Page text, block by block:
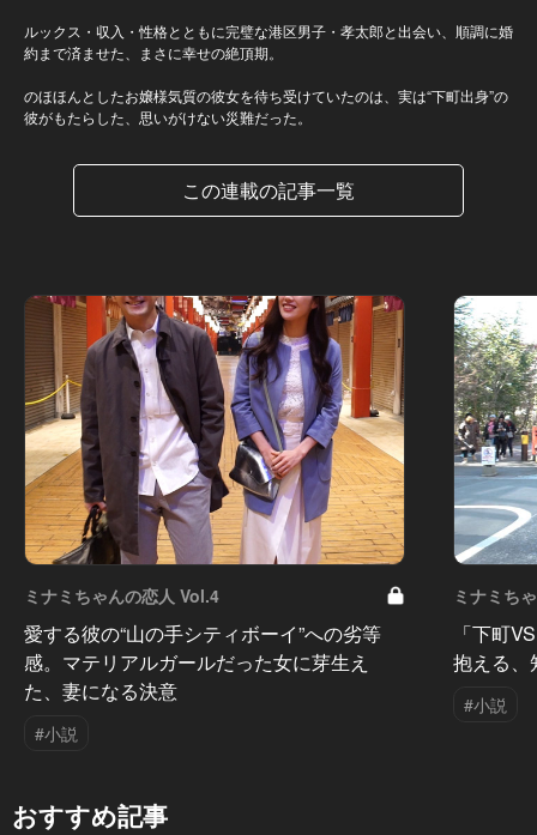
ルックス・収入・性格とともに完璧な港区男子・孝太郎と出会い、順調に婚
約まで済ませた、まさに幸せの絶頂期。
のほほんとしたお嬢様気質の彼女を待ち受けていたのは、実は“下町出身”の
彼がもたらした、思いがけない災難だった。
この連載の記事一覧
ミナミちゃんの恋人 Vol.4
愛する彼の“山の手シティボーイ”への劣等
感。マテリアルガールだった女に芽生え
た、妻になる決意
#小説
ミナミち
「下町
抱える、
#小説
おすすめ記事